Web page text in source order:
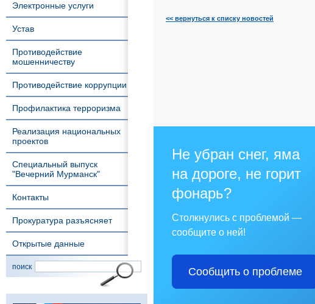
Электронные услуги
Устав
Противодействие
мошенничеству
Противодействие коррупции
Профилактика терроризма
Реализация национальных
проектов
Специальный выпуск
"Вечерний Мурманск"
Контакты
Прокуратура разъясняет
Открытые данные
поиск
<< вернуться к списку новостей
Не убран снег, яма
на дороге, не горит
фонарь?
Столкнулись с проблемой —
сообщите о ней!
Сообщить о проблеме